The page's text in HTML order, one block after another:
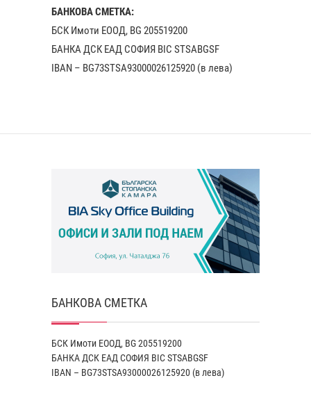
БАНКОВА СМЕТКА:
БСК Имоти ЕООД, BG 205519200
БАНКА ДСК EАД СОФИЯ BIC STSABGSF
IBAN – BG73STSA93000026125920 (в лева)
БАНКОВА СМЕТКА
БСК Имоти ЕООД, BG 205519200
БАНКА ДСК EАД СОФИЯ BIC STSABGSF
IBAN – BG73STSA93000026125920 (в лева)